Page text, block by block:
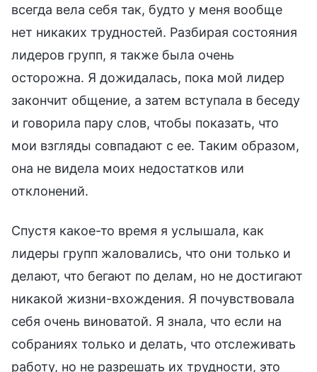
всегда вела себя так, будто у меня вообще
нет никаких трудностей. Разбирая состояния
лидеров групп, я также была очень
осторожна. Я дожидалась, пока мой лидер
закончит общение, а затем вступала в беседу
и говорила пару слов, чтобы показать, что
мои взгляды совпадают с ее. Таким образом,
она не видела моих недостатков или
отклонений.
Спустя какое-то время я услышала, как
лидеры групп жаловались, что они только и
делают, что бегают по делам, но не достигают
никакой жизни-вхождения. Я почувствовала
себя очень виноватой. Я знала, что если на
собраниях только и делать, что отслеживать
работу, но не разрешать их трудности, это